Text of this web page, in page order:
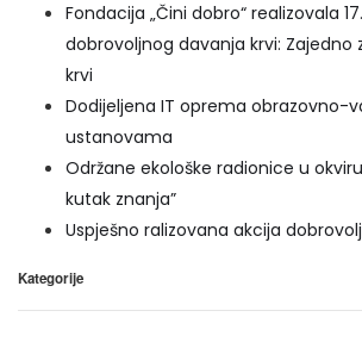
Fondacija „Čini dobro“ realizovala
dobrovoljnog davanja krvi: Zajedno
krvi
Dodijeljena IT oprema obrazovno-
ustanovama
Održane ekološke radionice u
kutak znanja”
Uspješno ralizovana akcija
Kategorije